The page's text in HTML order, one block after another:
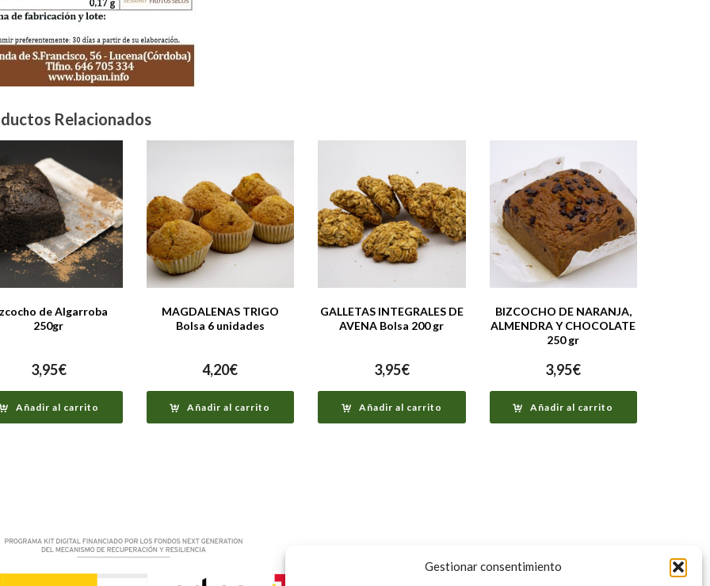
Gestionar consentimiento
Relacionados
de Algarroba
250gr
3,95€
Añadir al carrito
MAGDALENAS TRIGO
Bolsa 6 unidades
4,20€
Añadir al carrito
GALLETAS INTEGRALES DE
AVENA Bolsa 200 gr
3,95€
Añadir al carrito
BIZCOCHO DE NARANJA,
ALMENDRA Y CHOCOLATE
250 gr
3,95€
Añadir al carrito